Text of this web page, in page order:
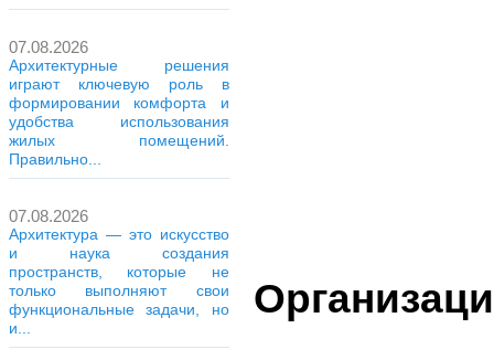
07.08.2026
Архитектурные решения
играют ключевую роль в
формировании комфорта и
удобства использования
жилых помещений.
Правильно...
07.08.2026
Архитектура — это искусство
и наука создания
пространств, которые не
только выполняют свои
функциональные задачи, но
и...